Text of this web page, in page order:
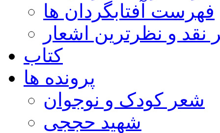
فهرست آفتابگردان ها
نقد و نظرترین اشعار
کتاب
پرونده ها
شعر کودک و نوجوان
شهید حججی